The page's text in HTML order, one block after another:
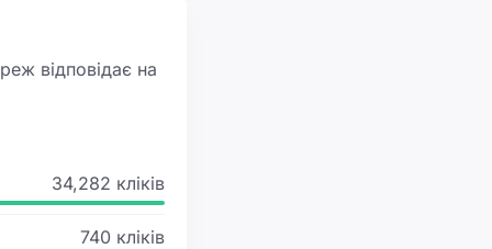
відповідає на
34,282 кліків
740 кліків